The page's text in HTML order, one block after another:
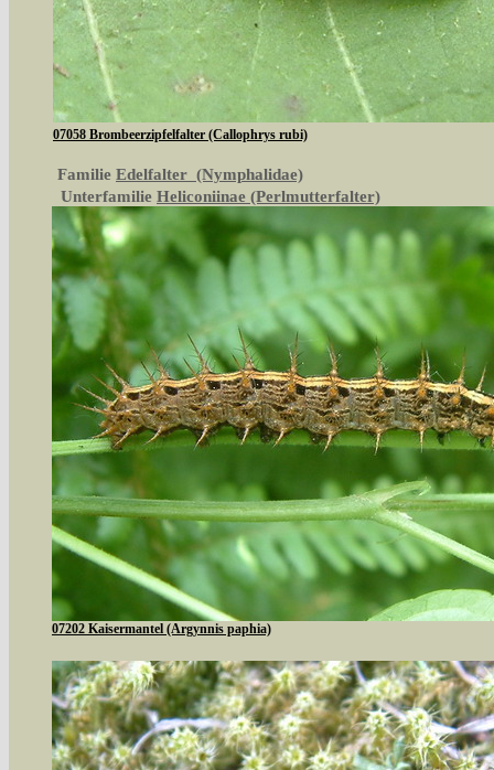
07058 Brombeerzipfelfalter (Callophrys rubi)
Familie Edelfalter (Nymphalidae)
Unterfamilie Heliconiinae (Perlmutterfalter)
07202 Kaisermantel (Argynnis paphia)